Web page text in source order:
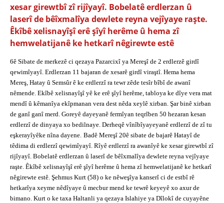
xesar girewtbî zî rijîyayî. Bobelatê erdlerzan û
laserî de bêîxmalîya dewlete reyna vejîyaye raşte.
Êkîbê xelisnayîşî erê şîyî herême û hema zî
hemwelatijanê ke hetkarî nêgirewte estê
6ê Sibate de merkezê ci qezaya Pazarcixî ya Mereşî de 2 erdlerzê girdî
qewimîyayî. Erdlerzan 11 bajaran de xesarê girdî viraştî. Hema hema
Mereş, Hatay û Semsûr ê ke erdlerzî ra tewr zêde tesîr bîbî de awanî
nêmende. Ekîbê xelisnayîşî yê ke erê şîyî herême, tabloya ke dîye vera mat
mendî û kêmanîya ekîpmanan vera dest nêda xeylê xirban. Şar binê xirban
de ganî ganî merd. Goreyê dayeyanê fermîyan teqrîben 50 hezaran kesan
erdlerzî de dinyaya xo bedilnaye. Derheqê vînîbîyayeyanê erdlerzî de zî tu
eşkerayîyêke nîna dayene. Badê Mereşî 20ê sibate de bajarê Hatayî de
têdima di erdlerzî qewimîyayî. Rîyê erdlerzî ra awanîyê ke xesar girewtbî zî
rijîyayî. Bobelatê erdlerzan û laserî de bêîxmalîya dewlete reyna vejîyaye
raşte. Êkîbê xelisnayîşî erê şîyî herême û hema zî hemwelatijanê ke hetkarî
nêgirewte estê. Şehmus Kurt (58) o ke nêweşîya kanserî ci de estbî rê
hetkarîya xeyme nêdîyaye û mecbur mend ke tewrê keyeyê xo axur de
bimano. Kurt o ke taxa Haltanli ya qezaya Islahiye ya Dîlokî de cuyayêne